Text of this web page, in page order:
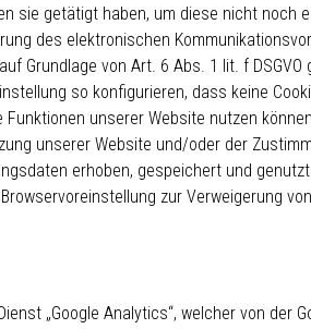
sie getätigt haben, um diese nicht noch
des elektronischen
Grundlage von Art. 6 Abs. 1 lit. f DSGVO
so konfigurieren, dass keine
unserer Website nutzen
unserer Website und/oder der
erhoben, gespeichert und
zur Verweigerung
„Google Analytics“, welcher von der